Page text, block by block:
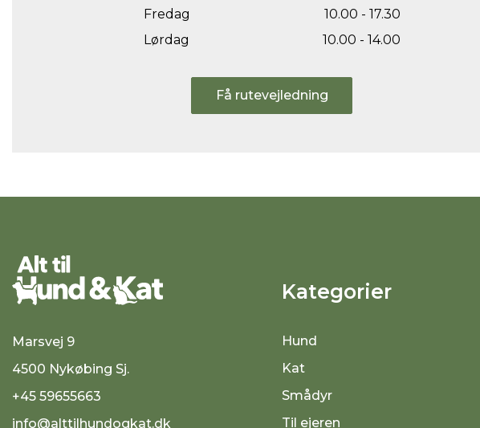
Fredag
10.00 - 17.30
Lørdag
10.00 - 14.00
Få rutevejledning
Marsvej 9
4500 Nykøbing Sj.
+45 59655663
info@alttilhundogkat.dk
Kategorier
Hund
Kat
Smådyr
Til ejeren